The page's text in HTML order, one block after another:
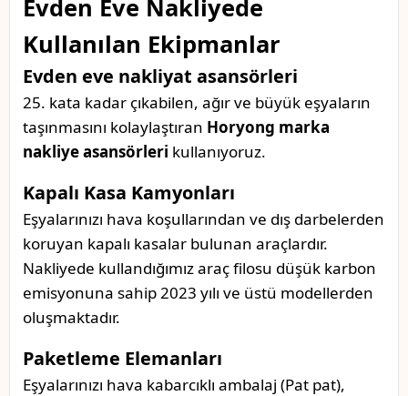
Evden Eve Nakliyede
Kullanılan Ekipmanlar
Evden eve nakliyat asansörleri
25. kata kadar çıkabilen, ağır ve büyük eşyaların
taşınmasını kolaylaştıran Horyong marka
nakliye asansörleri kullanıyoruz.
Kapalı Kasa Kamyonları
Eşyalarınızı hava koşullarından ve dış darbelerden
koruyan kapalı kasalar bulunan araçlardır.
Nakliyede kullandığımız araç filosu düşük karbon
emisyonuna sahip 2023 yılı ve üstü modellerden
oluşmaktadır.
Paketleme Elemanları
Eşyalarınızı hava kabarcıklı ambalaj (Pat pat),